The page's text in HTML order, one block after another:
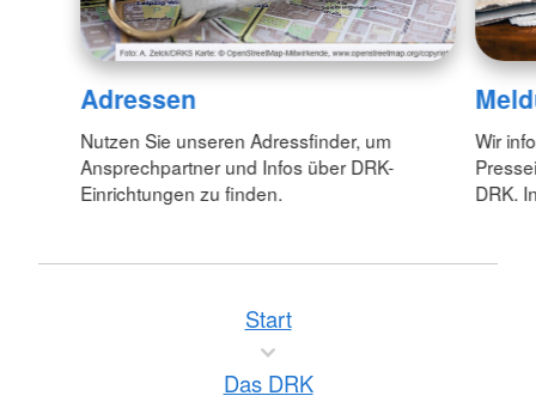
Adressen
Nutzen Sie unseren Adressfinder, um
Ansprechpartner und Infos über DRK-
Einrichtungen zu finden.
Wir
DRK.
Start
Das DRK